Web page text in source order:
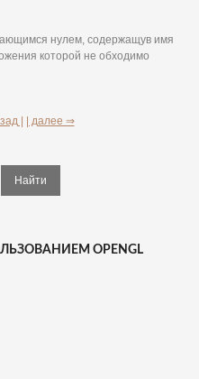
нулем, содержащув имя
которой не обходимо
| | далее ⇒
OPENGL